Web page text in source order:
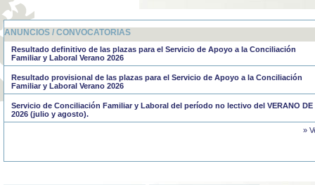
ANUNCIOS / CONVOCATORIAS
Resultado definitivo de las plazas para el Servicio de Apoyo a la Conciliación
Familiar y Laboral Verano 2026
Resultado provisional de las plazas para el Servicio de Apoyo a la Conciliación
Familiar y Laboral Verano 2026
Servicio de Conciliación Familiar y Laboral del período no lectivo del VERANO DE
2026 (julio y agosto).
»